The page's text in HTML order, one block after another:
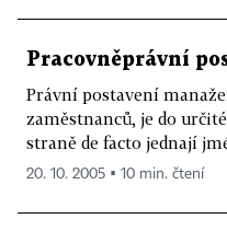
Pracovněprávní
Právní postavení
zaměstnanců, je do
straně de facto jednají
20. 10. 2005 ▪ 10 min. čtení